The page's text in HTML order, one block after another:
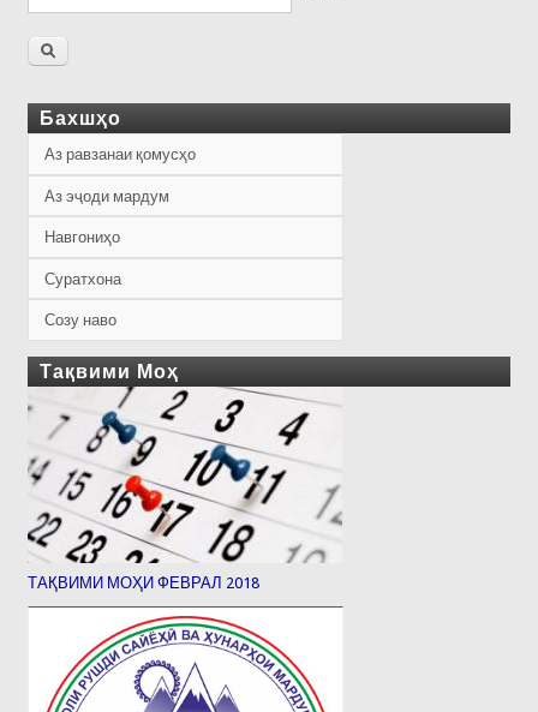
Бахшҳо
Аз равзанаи қомусҳо
Аз эҷоди мардум
Навгониҳо
Суратхона
Созу наво
Тақвими Моҳ
ТАҚВИМИ МОҲИ ФЕВРАЛ 2018